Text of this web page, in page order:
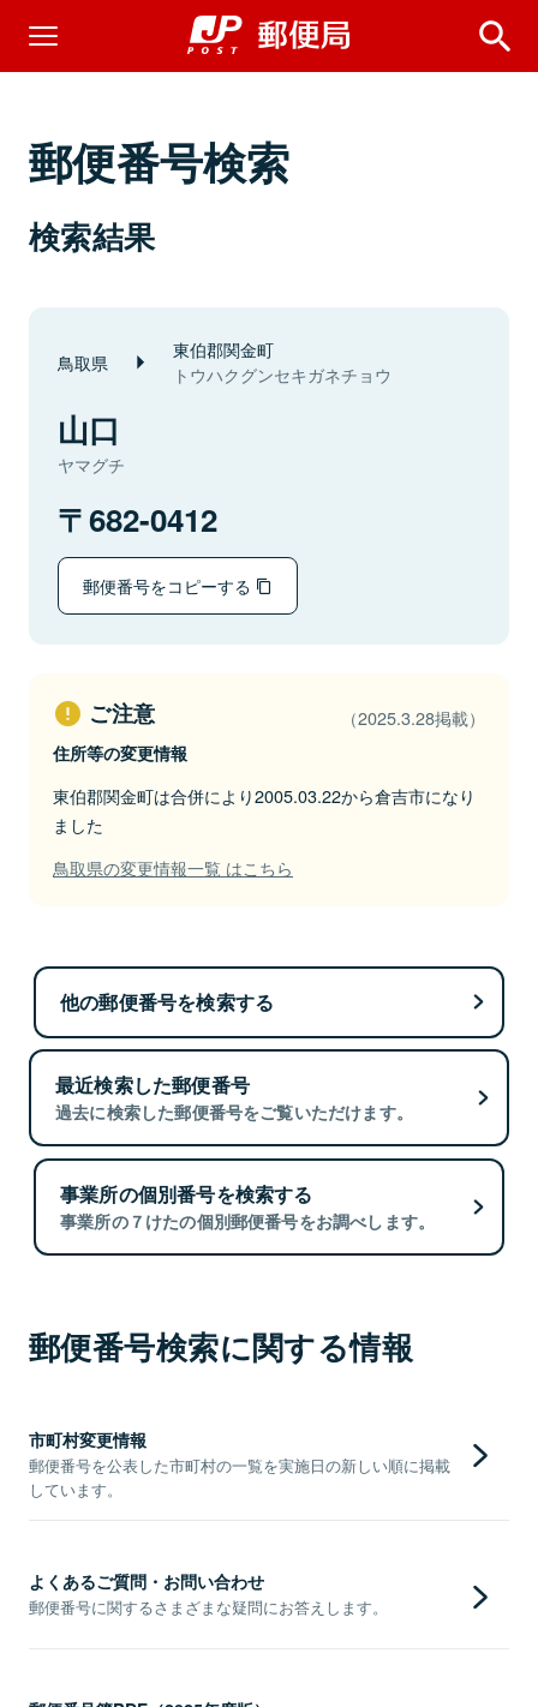
郵便番号検索
検索結果
鳥取県 東伯郡関金町
トウハクグンセキガネチョウ
山口
ヤマグチ
682-0412
郵便番号をコピーする
ご注意 （2025.3.28掲載）
住所等の変更情報
東伯郡関金町は合併により2005.03.22から倉吉市になり
ました
鳥取県の変更情報一覧 はこちら
他の郵便番号を検索する
最近検索した郵便番号
過去に検索した郵便番号をご覧いただけます。
事業所の個別番号を検索する
事業所の７けたの個別郵便番号をお調べします。
郵便番号検索に関する情報
市町村変更情報
郵便番号を公表した市町村の一覧を実施日の新しい順に掲載
しています。
よくあるご質問・お問い合わせ
郵便番号に関するさまざまな疑問にお答えします。